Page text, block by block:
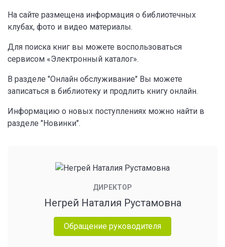
На сайте размещена информация о библиотечных
клубах, фото и видео материалы.
Для поиска книг вы можете воспользоваться
сервисом «Электронный каталог».
В разделе "Онлайн обслуживание" Вы можете
записаться в библиотеку и продлить книгу онлайн.
Информацию о новых поступлениях можно найти в
разделе "Новинки".
ДИРЕКТОР
Негрей Наталия Рустамовна
Обращение руководителя